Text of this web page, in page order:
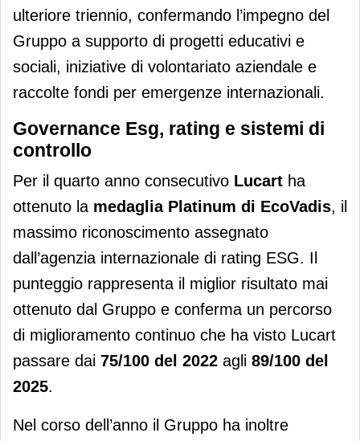
ulteriore triennio, confermando l’impegno del
Gruppo a supporto di progetti educativi e
sociali, iniziative di volontariato aziendale e
raccolte fondi per emergenze internazionali.
Governance Esg, rating e sistemi di
controllo
Per il quarto anno consecutivo Lucart ha
ottenuto la medaglia Platinum di EcoVadis, il
massimo riconoscimento assegnato
dall’agenzia internazionale di rating ESG. Il
punteggio rappresenta il miglior risultato mai
ottenuto dal Gruppo e conferma un percorso
di miglioramento continuo che ha visto Lucart
passare dai 75/100 del 2022 agli 89/100 del
2025.
Nel corso dell’anno il Gruppo ha inoltre